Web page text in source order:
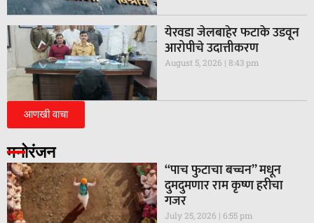
येरवडा जेलबाहेर फटाके उडवून
आरोपीचे उदात्तीकरण
August 5, 2026 8:43 pm
आणखी वाचा
मनोरंजन
“पाच फुटाचा बच्चन” मधून
दुमदुमणार राम कृष्ण हरीचा
गजर
July 25, 2026 6:55 pm